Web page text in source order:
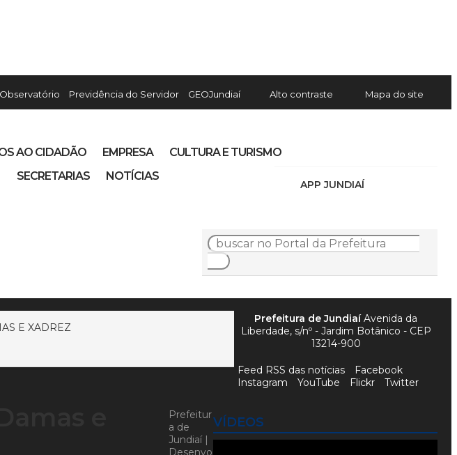
Observatório Previdência do Servidor GEOJundiaí Alto contraste Mapa do site
APP JUNDIAÍ
AO CIDADÃO EMPRESA
CULTURA E TURISMO
SECRETARIAS
NOTÍCIAS
E XADREZ
VÍDEOS
Prefeitura de JundiaíAvenida da
Liberdade, s/nº - Jardim Botânico - CEP
13214-900
Feed RSS das notícias
Facebook
Instagram
YouTube Flickr Twitter
Prefeitur
a de
Jundiaí |
Desenvo